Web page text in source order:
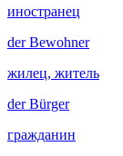
иностранец
derBewohner
жилец, житель
derBürger
гражданин